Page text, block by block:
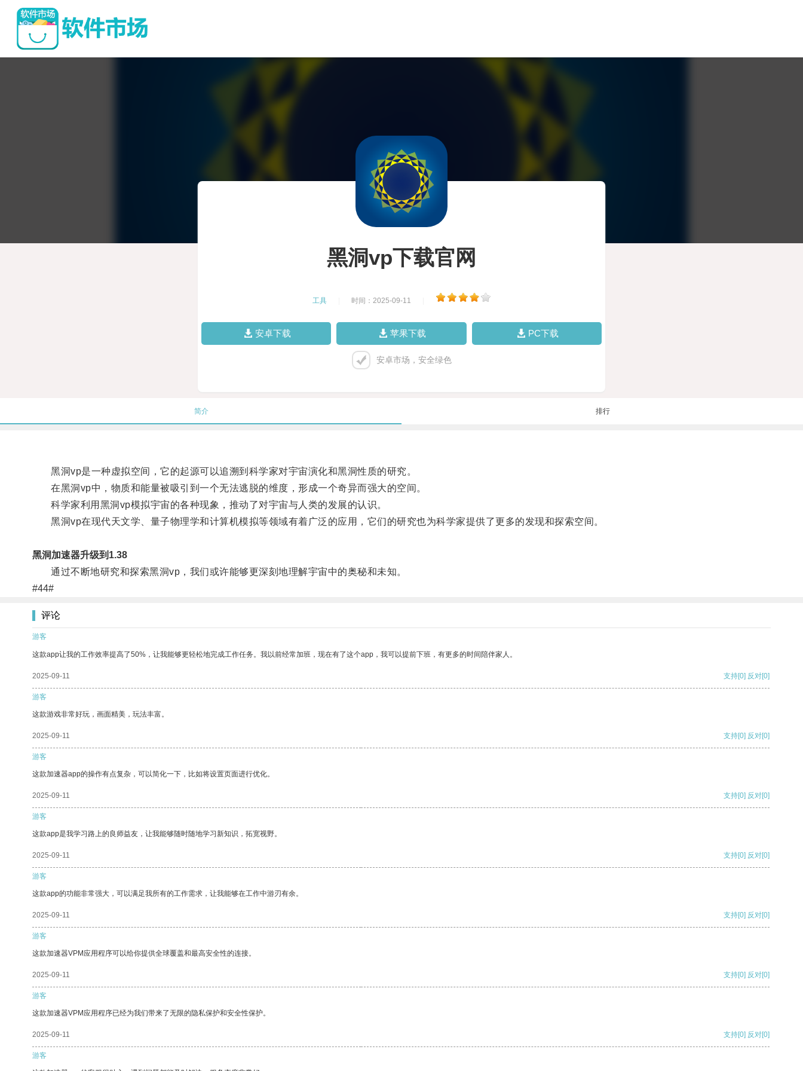
黑洞vp下载官网
工具 时间：2025-09-11
安卓下载 苹果下载 PC下载
安卓市场，安全绿色
简介 排行
黑洞vp是一种虚拟空间，它的起源可以追溯到科学家对宇宙演化和黑洞性质的研究。
在黑洞vp中，物质和能量被吸引到一个无法逃脱的维度，形成一个奇异而强大的空间。
科学家利用黑洞vp模拟宇宙的各种现象，推动了对宇宙与人类的发展的认识。
黑洞vp在现代天文学、量子物理学和计算机模拟等领域有着广泛的应用，它们的研究也为科学家提供了更多的发现和探索空间。
黑洞加速器升级到1.38
通过不断地研究和探索黑洞vp，我们或许能够更深刻地理解宇宙中的奥秘和未知。
#44#
评论
游客
这款app让我的工作效率提高了50%，让我能够更轻松地完成工作任务。我以前经常加班，现在有了这个app，我可以提前下班，有更多的时间陪伴家人。
2025-09-11 支持[0] 反对[0]
游客
这款游戏非常好玩，画面精美，玩法丰富。
2025-09-11 支持[0] 反对[0]
游客
这款加速器app的操作有点复杂，可以简化一下，比如将设置页面进行优化。
2025-09-11 支持[0] 反对[0]
游客
这款app是我学习路上的良师益友，让我能够随时随地学习新知识，拓宽视野。
2025-09-11 支持[0] 反对[0]
游客
这款app的功能非常强大，可以满足我所有的工作需求，让我能够在工作中游刃有余。
2025-09-11 支持[0] 反对[0]
游客
这款加速器VPM应用程序可以给你提供全球覆盖和最高安全性的连接。
2025-09-11 支持[0] 反对[0]
游客
这款加速器VPM应用程序已经为我们带来了无限的隐私保护和安全性保护。
2025-09-11 支持[0] 反对[0]
游客